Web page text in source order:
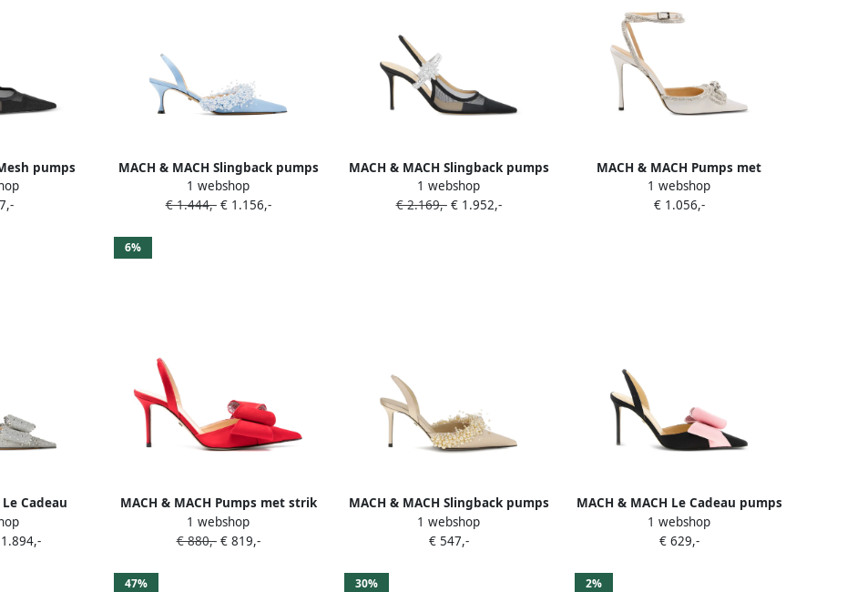
pumps
bloem Zwart
MACH & MACH Slingback pumps
verfraaid met parels Blauw
1 webshop
€ 1.444,-€ 1.156,-
MACH & MACH Slingback pumps
verfraaid met bloemen Zwart
1 webshop
€ 2.169,-€ 1.952,-
MACH & MACH Pumps met
dubbele strik en hak Wit
1 webshop
€ 1.056,-
Cadeau
Zilver
6%
MACH & MACH Pumps met strik
Rood
1 webshop
€ 880,-€ 819,-
MACH & MACH Slingback pumps
met parel Beige
1 webshop
€ 547,-
MACH & MACH Le Cadeau pumps
met strikdetail en puntige neus
Zwart
1 webshop
€ 629,-
47% 30% 2%